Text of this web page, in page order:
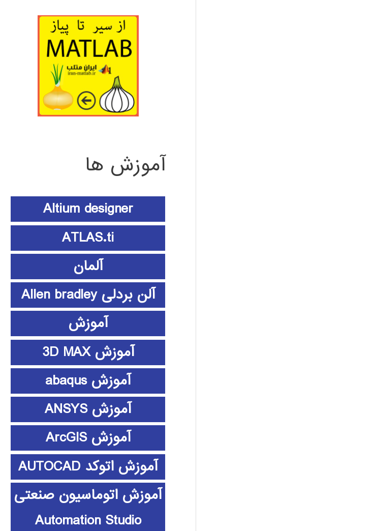
آموزش ها
Altium designer
ATLAS.ti
آلمان
آلن بردلی Allen bradley
آموزش
آموزش 3D MAX
آموزش abaqus
آموزش ANSYS
آموزش ArcGIS
آموزش اتوکد AUTOCAD
آموزش اتوماسیون صنعتی
Automation Studio